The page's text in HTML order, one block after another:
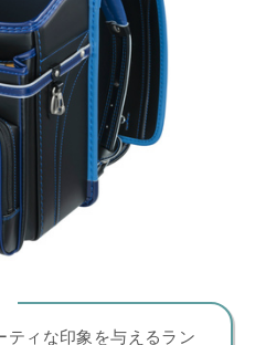
ティな印象を与えるラン